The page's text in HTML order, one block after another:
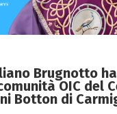
Brugnotto ha
OIC del
Botton di